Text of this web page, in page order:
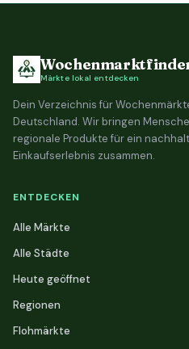
Märkte lokal entdecken
Dein Verzeichnis für
Deutschland. Wir bringen
regionale Produkte für ein
Einkaufserlebnis zusammen.
ENTDECKEN
Alle Märkte
Alle Städte
Heute geöffnet
Regionen
Flohmärkte